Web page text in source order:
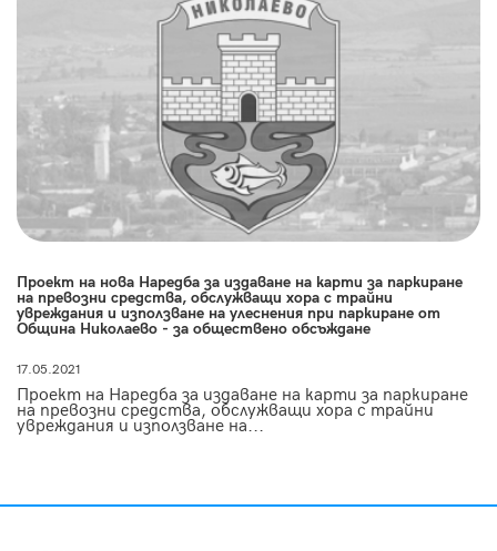
Проект на нова Наредба за издаване на карти за паркиране
на превозни средства, обслужващи хора с трайни
увреждания и използване на улеснения при паркиране от
Община Николаево - за обществено обсъждане
17.05.2021
Проект на Наредба за издаване на карти за паркиране
на превозни средства, обслужващи хора с трайни
увреждания и използване на...